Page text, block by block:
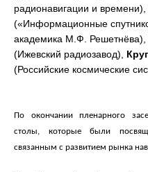
радионавигации и времени),
(«Информационные
академика М.Ф. Решетнёва),
(Ижевский радиозавод),
(Российские космические
По окончании пленарного
столы, которые были
связанным с развитием рынка